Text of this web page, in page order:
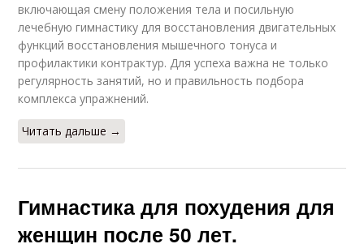
включающая смену положения тела и посильную
лечебную гимнастику для восстановления двигательных
функций восстановления мышечного тонуса и
профилактики контрактур. Для успеха важна не только
регулярность занятий, но и правильность подбора
комплекса упражнений.
Читать дальше →
Гимнастика для похудения для
женщин после 50 лет.